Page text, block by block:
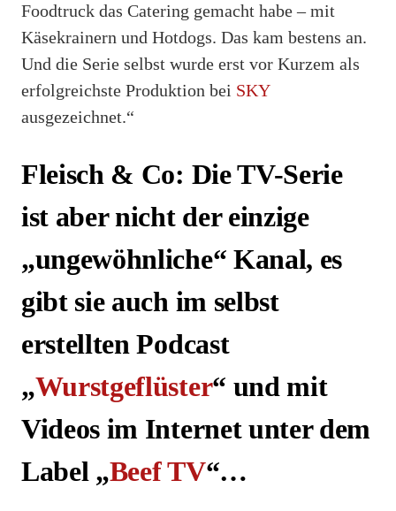
Foodtruck das Catering gemacht habe – mit
Käsekrainern und Hotdogs. Das kam bestens an.
Und die Serie selbst wurde erst vor Kurzem als
erfolgreichste Produktion bei SKY
ausgezeichnet.“
Fleisch & Co: Die TV-Serie
ist aber nicht der einzige
„ungewöhnliche“ Kanal, es
gibt sie auch im selbst
erstellten Podcast
„Wurstgeflüster“ und mit
Videos im Internet unter dem
Label „Beef TV“…